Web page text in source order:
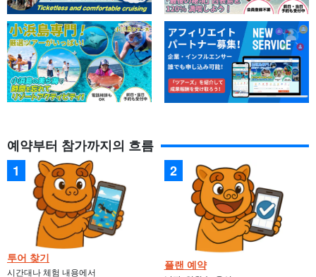
예약부터 참가까지의 흐름
투어 찾기
시간대나 체험 내용에서
플랜 예약